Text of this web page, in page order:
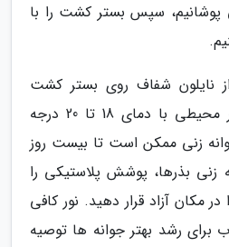
می پوشانیم، سپس بستر کشت را با
نایلون شفاف روی بستر کشت
استفاده کنید. بستر را در محیطی با دمای 18 تا 20 درجه
زنی ممکن است تا بیست روز
بذرها، پوشش پلاستیکی را
مکان آزاد قرار دهید. نور کافی
برای رشد بهتر جوانه ها توصیه